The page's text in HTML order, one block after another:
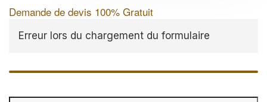
Demande de devis 100% Gratuit
Erreur lors du chargement du formulaire